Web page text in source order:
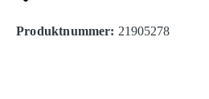
Produktnummer: 21905278